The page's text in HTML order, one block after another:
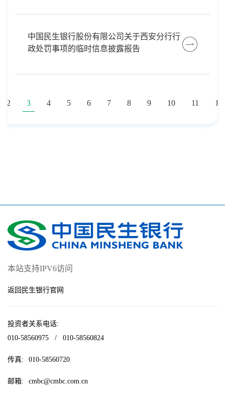
中国民生银行股份有限公司关于西安分行行
政处罚事项的临时信息披露报告
2 3 4 5 6 7 8 9 10 11 12
本站支持IPV6访问
返回民生银行官网
投资者关系电话:
010-58560975
/ 010-58560824
传真: 010-58560720
邮箱: cmbc@cmbc.com.cn